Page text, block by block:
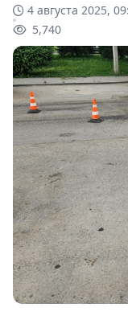
4 августа 2025,
5,740